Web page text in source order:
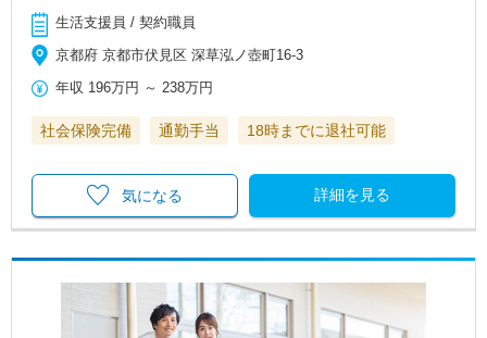
生活支援員 / 契約職員
京都府 京都市伏見区 深草泓ノ壺町16-3
年収 196万円 ～ 238万円
社会保険完備 通勤手当 18時までに退社可能
詳細を見る
気になる